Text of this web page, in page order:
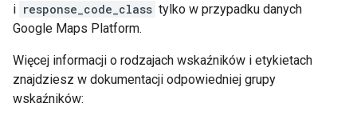
i response_code_class tylko w przypadku danych
Google Maps Platform.
Więcej informacji o rodzajach wskaźników i etykietach
znajdziesz w dokumentacji odpowiedniej grupy
wskaźników: